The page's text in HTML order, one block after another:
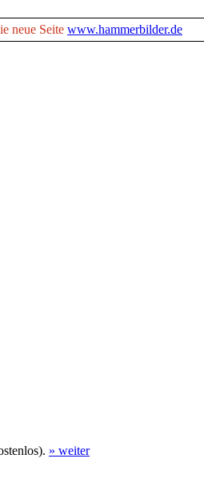
neue Seite www.hammerbilder.de
» weiter